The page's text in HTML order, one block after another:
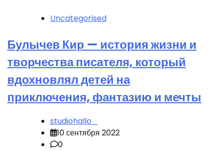
Uncategorised
Булычев Кир — история жизни и
творчества писателя, который
вдохновлял детей на
приключения, фантазию и мечты
studiohallo_
10 сентября 2022
0